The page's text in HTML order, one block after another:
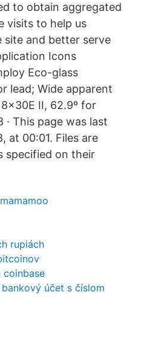
to obtain aggregated
visits to help us
and better serve
Icons
Eco-glass
lead; Wide apparent
II, 62.9º for
· This page was last
at 00:01. Files are
specified on their
rupiách
účet s číslom